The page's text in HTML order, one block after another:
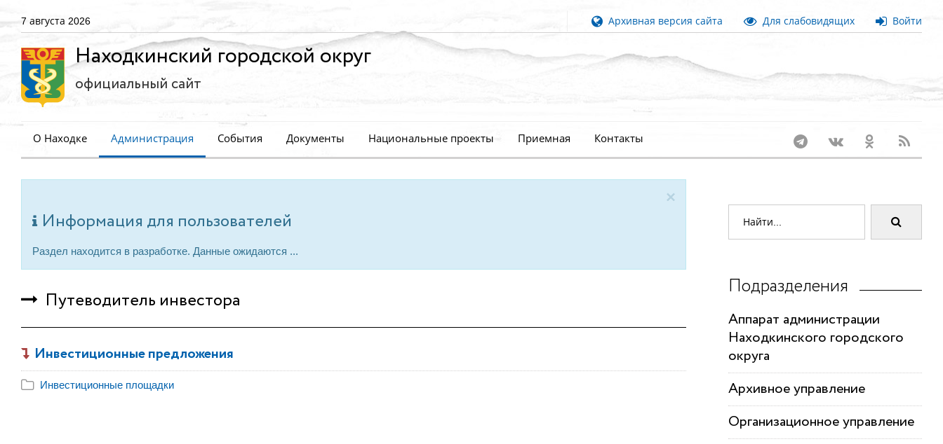
7 августа 2026 Архивная версия сайта Для слабовидящих Войти
Находкинский городской округ
официальный сайт
О Находке Администрация События Документы Национальные проекты Приемная Контакты
×
Информация для пользователей
Раздел находится в разработке. Данные ожидаются ...
Путеводитель инвестора
Инвестиционные предложения
Инвестиционные площадки
Подразделения
Аппарат администрации
Находкинского городского
округа
Архивное управление
Организационное управление